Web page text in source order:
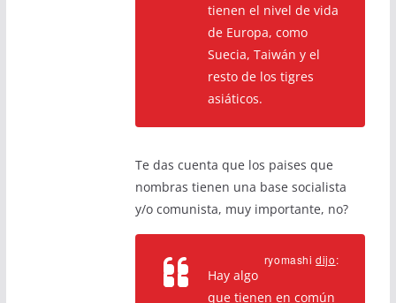
tienen el nivel de vida
de Europa, como
Suecia, Taiwán y el
resto de los tigres
asiáticos.
Te das cuenta que los paises que
nombras tienen una base socialista
y/o comunista, muy importante, no?
ryomashidijo:
Hay algo
que tienen en común